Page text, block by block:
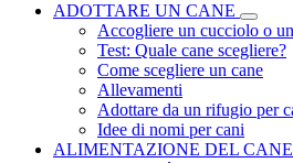
ADOTTARE UN CANE
Accogliere un cucciolo o
Test: Quale cane scegliere?
Come scegliere un cane
Allevamenti
Adottare da un rifugio per
Idee di nomi per cani
ALIMENTAZIONE DEL CANE